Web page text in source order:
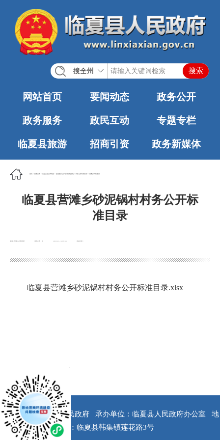
搜全州
网站首页 要闻动态 政务公开
政务服务 政民互动 专题专栏
临夏县旅游 招商引资 政务新媒体
首页 政务公开 法定主动公开内容 基层政务公开标准化规范化 村务公开标准目录 营滩乡人民政府
临夏县营滩乡砂泥锅村村务公开标
准目录
来源：营滩乡人民政府 浏览次数： 发布时间：
2022-11-14 16:44
临夏县营滩乡砂泥锅村村务公开标准目录.xlsx
版权所有：临夏县人民政府 承办单位：临夏县人民政府办公室
地
址：临夏县韩集镇莲花路3号
x